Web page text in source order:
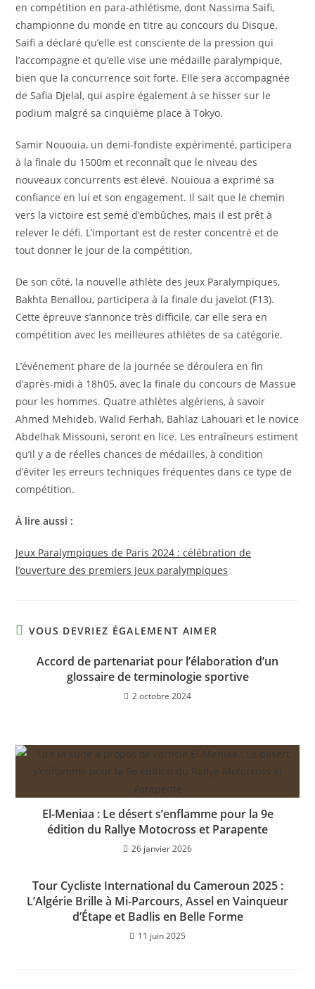
en compétition en para-athlétisme, dont Nassima Saifi,
championne du monde en titre au concours du Disque.
Saifi a déclaré qu’elle est consciente de la pression qui
l’accompagne et qu’elle vise une médaille paralympique,
bien que la concurrence soit forte. Elle sera accompagnée
de Safia Djelal, qui aspire également à se hisser sur le
podium malgré sa cinquième place à Tokyo.
Samir Nououia, un demi-fondiste expérimenté, participera
à la finale du 1500m et reconnaît que le niveau des
nouveaux concurrents est élevé. Nouioua a exprimé sa
confiance en lui et son engagement. Il sait que le chemin
vers la victoire est semé d’embûches, mais il est prêt à
relever le défi. L’important est de rester concentré et de
tout donner le jour de la compétition.
De son côté, la nouvelle athlète des Jeux Paralympiques,
Bakhta Benallou, participera à la finale du javelot (F13).
Cette épreuve s’annonce très difficile, car elle sera en
compétition avec les meilleures athlètes de sa catégorie.
L’événement phare de la journée se déroulera en fin
d’après-midi à 18h05, avec la finale du concours de Massue
pour les hommes. Quatre athlètes algériens, à savoir
Ahmed Mehideb, Walid Ferhah, Bahlaz Lahouari et le novice
Abdelhak Missouni, seront en lice. Les entraîneurs estiment
qu’il y a de réelles chances de médailles, à condition
d’éviter les erreurs techniques fréquentes dans ce type de
compétition.
À lire aussi :
Jeux Paralympiques de Paris 2024 : célébration de
l’ouverture des premiers Jeux paralympiques
VOUS DEVRIEZ ÉGALEMENT AIMER
Accord de partenariat pour l’élaboration d’un
glossaire de terminologie sportive
2 octobre 2024
El-Meniaa : Le désert s’enflamme pour la 9e
édition du Rallye Motocross et Parapente
26 janvier 2026
Tour Cycliste International du Cameroun 2025 :
L’Algérie Brille à Mi-Parcours, Assel en Vainqueur
d’Étape et Badlis en Belle Forme
11 juin 2025